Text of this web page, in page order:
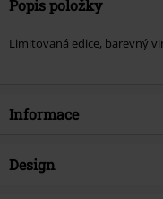
Popis položky
Limitovaná edice, barevný
Informace
Zboží č.
Design